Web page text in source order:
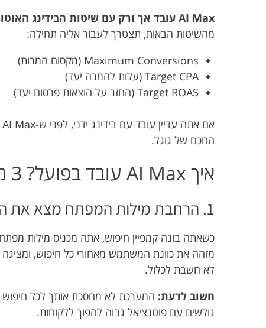
AI Max עובד אך ורק עם שיטות הבידינג האוטומטיות של גוגל.
מהשיטות הבאות, תצטרך לעבור אליה תחילה:
Maximum Conversions (מקסום המרות)
Target CPA (עלות להמרה יעד)
Target ROAS (החזר על הוצאות פרסום יעד)
החכם של גוגל.
איך AI Max עובד בפועל? 3 מנגנונים מרכזיים
1. הרחבת מילות המפתח מצא את הלקוח שלא ידעת שיש לו
מזהה את כוונת המשתמש מאחורי כל חיפוש,
לא חשבת לכלול.
חשוב לדעת: המערכת לא מחסכת אותך לכל חיפוש
גולשים עם פוטנציאל גבוה להפוך ללקוחות.